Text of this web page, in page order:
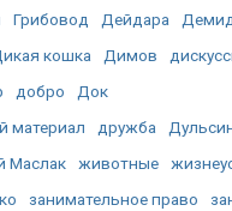
Грибовод Дейдара
кошка Димов
добро
Док
материал
дружба
Маслак животные
занимательное право